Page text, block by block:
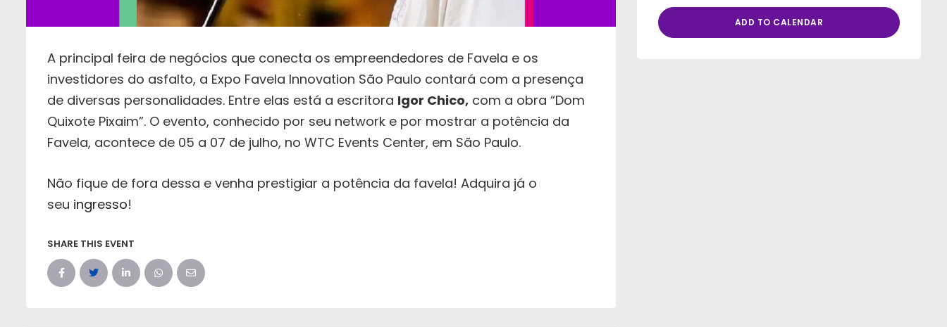
A principal feira de negócios que conecta os empreendedores de Favela e os
investidores do asfalto, a Expo Favela Innovation São Paulo contará com a presença
de diversas personalidades. Entre elas está a escritora Igor Chico, com a obra “Dom
Quixote Pixaim”. O evento, conhecido por seu network e por mostrar a potência da
Favela, acontece de 05 a 07 de julho, no WTC Events Center, em São Paulo.
Não fique de fora dessa e venha prestigiar a potência da favela! Adquira já o
seu ingresso!
SHARE THIS EVENT
ADD TO CALENDAR